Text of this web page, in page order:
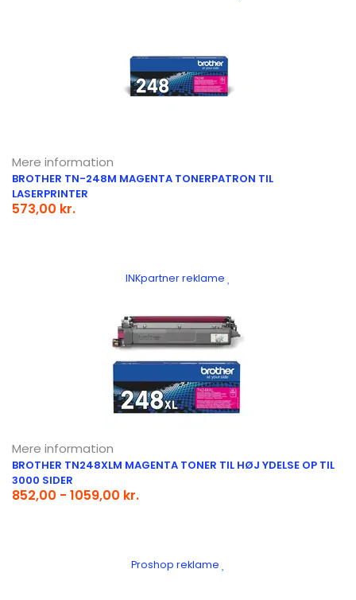
Mere information
BROTHER TN-248M MAGENTA TONERPATRON TIL
LASERPRINTER
573,00 kr.
INKpartner reklame
Mere information
BROTHER TN248XLM MAGENTA TONER TIL HØJ YDELSE OP TIL
3000 SIDER
852,00 - 1059,00 kr.
Proshop reklame